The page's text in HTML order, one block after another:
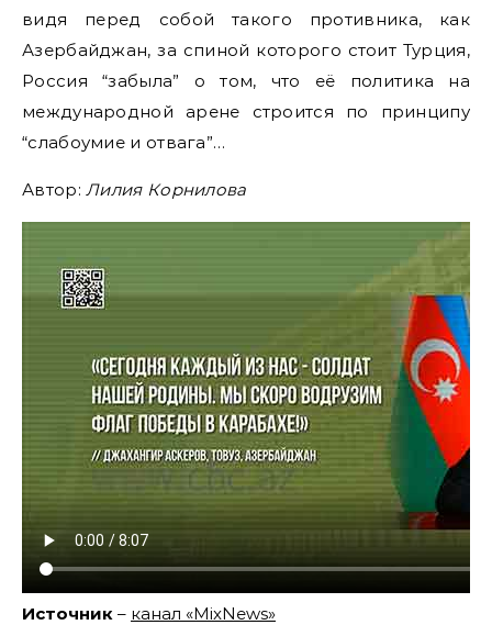
видя перед собой такого противника, как
Азербайджан, за спиной которого стоит Турция,
Россия “забыла” о том, что её политика на
международной арене строится по принципу
“слабоумие и отвага”…
Автор:Лилия Корнилова
Источник – канал «MixNews»